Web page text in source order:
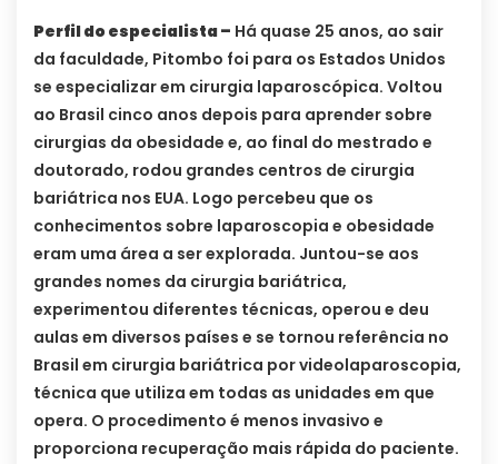
Perfil do especialista – Há quase 25 anos, ao sair
da faculdade, Pitombo foi para os Estados Unidos
se especializar em cirurgia laparoscópica. Voltou
ao Brasil cinco anos depois para aprender sobre
cirurgias da obesidade e, ao final do mestrado e
doutorado, rodou grandes centros de cirurgia
bariátrica nos EUA. Logo percebeu que os
conhecimentos sobre laparoscopia e obesidade
eram uma área a ser explorada. Juntou-se aos
grandes nomes da cirurgia bariátrica,
experimentou diferentes técnicas, operou e deu
aulas em diversos países e se tornou referência no
Brasil em cirurgia bariátrica por videolaparoscopia,
técnica que utiliza em todas as unidades em que
opera. O procedimento é menos invasivo e
proporciona recuperação mais rápida do paciente.